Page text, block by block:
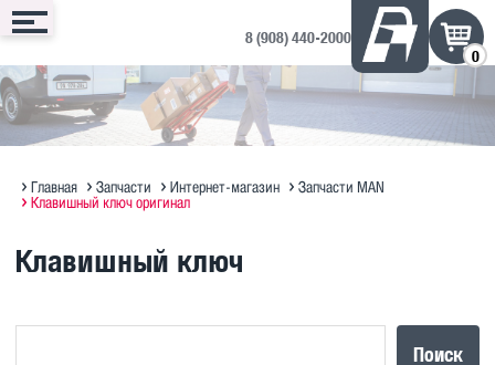
Сервис
Запись онлайн
Техническое обслуживание
Кузовной ремонт
Запчасти
Интернет-магазин
Оригинальное масло MAN
Техника
Техника в продаже на ДРОМ ↗
Полезная информация по SITRAK
Доп. оборудование
Дополнительное оборудование
Контакты
Запись на сервис
Отзывы и предложения
8 (908) 440-2000
0
Главная Запчасти Интернет-магазин
Запчасти MAN
Клавишный ключ оригинал
Клавишный ключ
Поиск